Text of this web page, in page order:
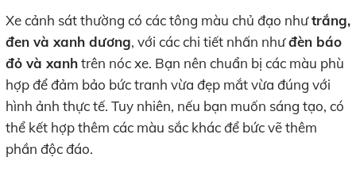
Xe cảnh sát thường có các tông màu chủ đạo nhưtrắng,
đen và xanh dương, với các chi tiết nhấn nhưđèn báo
đỏ và xanhtrên nóc xe. Bạn nên chuẩn bị các màu phù
hợp để đảm bảo bức tranh vừa đẹp mắt vừa đúng với
hình ảnh thực tế. Tuy nhiên, nếu bạn muốn sáng tạo, có
thể kết hợp thêm các màu sắc khác để bức vẽ thêm
phần độc đáo.